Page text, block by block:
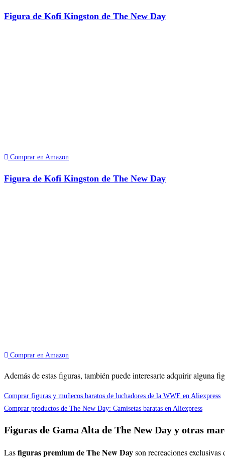
Figura de Kofi Kingston de The New Day
Comprar en Amazon
Figura de Kofi Kingston de The New Day
Comprar en Amazon
Además de estas figuras, también puede interesarte adquirir
Comprar figuras y muñecos baratos de luchadores de la WWE en Aliexpress
Comprar productos de The New Day: Camisetas baratas en Aliexpress
Figuras de Gama Alta de The New Day y otras
Lasfiguras premium de The New Dayson recreaciones